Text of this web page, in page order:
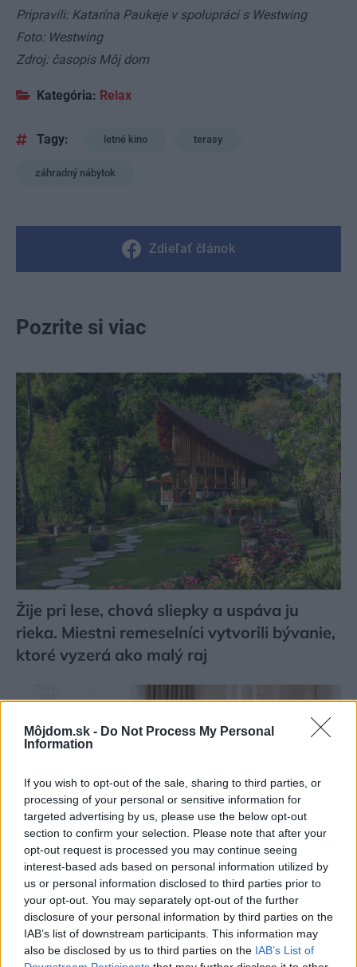
Môjdom.sk - Do Not Process My Personal
Information
If you wish to opt-out of the sale, sharing to third parties, or
processing of your personal or sensitive information for
targeted advertising by us, please use the below opt-out
section to confirm your selection. Please note that after your
opt-out request is processed you may continue seeing
interest-based ads based on personal information utilized by
us or personal information disclosed to third parties prior to
your opt-out. You may separately opt-out of the further
disclosure of your personal information by third parties on the
IAB’s list of downstream participants. This information may
also be disclosed by us to third parties on the IAB’s List of
Pripravili: Katarína Paukeje v spolupráci s Westwing
Foto: Westwing
Zdroj: časopis Môj dom
Kategória: Relax
Tagy: letné kino terasy
záhradný nábytok
Zdieľať článok
Pozrite si viac
Žije pri lese, chová sliepky a uspáva ju
rieka. Miestni remeselníci vytvorili bývanie,
ktoré vyzerá ako malý raj
Kedysi boli veľkým trendom, dnes sa im
radšej vyhnite. Týchto 7 vecí robí vašu